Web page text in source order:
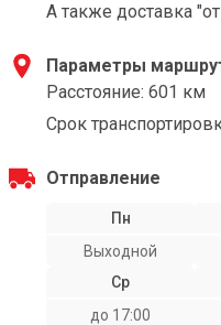
А также доставка
Параметры
Расстояние: 601 км
Срок
Отправление
Пн
Выходной
Ср
до 17:00